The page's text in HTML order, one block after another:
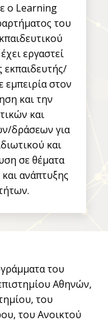
ο Learning
του
εργαστεί
εκπαιδευτής/
στον
και την
και
δράσεων για
και
σε θέματα
ανάπτυξης
του
Αθηνών,
του
του Ανοικτού